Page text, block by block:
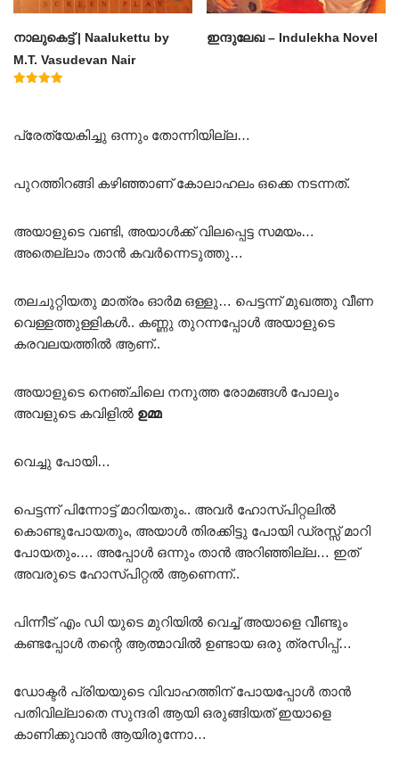
നാലുകെട്ട് | Naalukettu by
M.T. Vasudevan Nair
ഇന്ദുലേഖ – Indulekha Novel
പ്രേത്യേകിച്ചു ഒന്നും തോന്നിയില്ല…
പുറത്തിറങ്ങി കഴിഞ്ഞാണ് കോലാഹലം ഒക്കെ നടന്നത്.
അയാളുടെ വണ്ടി, അയാൾക്ക് വിലപ്പെട്ട സമയം…
അതെല്ലാം താൻ കവർന്നെടുത്തു…
തലചുറ്റിയതു മാത്രം ഓർമ ഒള്ളു… പെട്ടന്ന് മുഖത്തു വീണ
വെള്ളത്തുള്ളികൾ.. കണ്ണു തുറന്നപ്പോൾ അയാളുടെ
കരവലയത്തിൽ ആണ്..
അയാളുടെ നെഞ്ചിലെ നനുത്ത രോമങ്ങൾ പോലും
അവളുടെ കവിളിൽ ഉമ്മ
വെച്ചു പോയി…
പെട്ടന്ന് പിന്നോട്ട് മാറിയതും.. അവർ ഹോസ്പിറ്റലിൽ
കൊണ്ടുപോയതും, അയാൾ തിരക്കിട്ടു പോയി ഡ്രസ്സ്‌ മാറി
പോയതും…. അപ്പോൾ ഒന്നും താൻ അറിഞ്ഞില്ല… ഇത്
അവരുടെ ഹോസ്പിറ്റൽ ആണെന്ന്..
പിന്നീട് എം ഡി യുടെ മുറിയിൽ വെച്ച് അയാളെ വീണ്ടും
കണ്ടപ്പോൾ തന്റെ ആത്മാവിൽ ഉണ്ടായ ഒരു ത്രസിപ്പ്…
ഡോക്ടർ പ്രിയയുടെ വിവാഹത്തിന് പോയപ്പോൾ താൻ
പതിവില്ലാതെ സുന്ദരി ആയി ഒരുങ്ങിയത് ഇയാളെ
കാണിക്കുവാൻ ആയിരുന്നോ…